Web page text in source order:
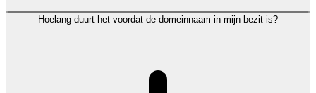
Hoelang duurt het voordat de domeinnaam in mijn bezit is?